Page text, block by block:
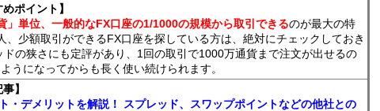
ポイント】
」単位、一般的なFX口座の1/1000の規模から取引できるのが最大の特
、少額取引ができるFX口座を探している方は、絶対にチェックしておき
の狭さにも定評があり、1回の取引で1000万通貨まで注文が出せるの
うになってからも長く使い続けられます。
】
・デメリットを解説！ スプレッド、スワップポイントなどの他社との